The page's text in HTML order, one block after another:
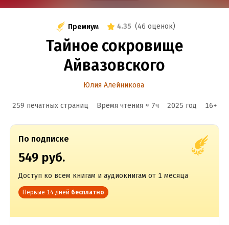
Премиум 4.35 (46 оценок)
Тайное сокровище
Айвазовского
Юлия Алейникова
259 печатных страниц Время чтения ≈ 7ч 2025 год 16+
По подписке
549 руб.
Доступ ко всем книгам и аудиокнигам от 1 месяца
Первые 14 дней бесплатно